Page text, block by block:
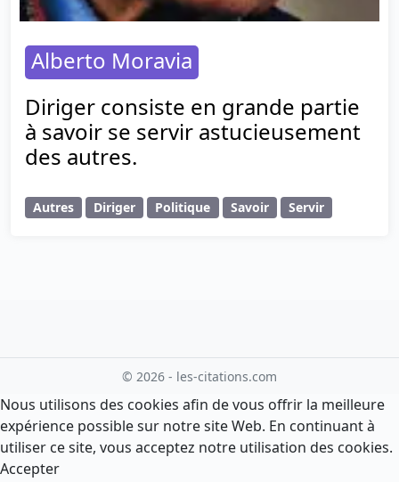
Alberto Moravia
Diriger consiste en grande partie
à savoir se servir astucieusement
des autres.
Autres Diriger Politique Savoir Servir
© 2026 - les-citations.com
Nous utilisons des cookies afin de vous offrir la meilleure
expérience possible sur notre site Web. En continuant à
utiliser ce site, vous acceptez notre utilisation des cookies.
Accepter